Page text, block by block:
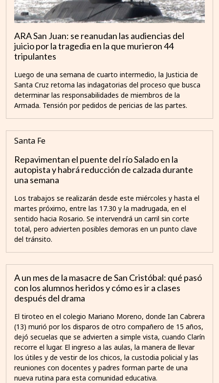
ARA San Juan: se reanudan las audiencias del
juicio por la tragedia en la que murieron 44
tripulantes
Luego de una semana de cuarto intermedio, la Justicia de
Santa Cruz retoma las indagatorias del proceso que busca
determinar las responsabilidades de miembros de la
Armada. Tensión por pedidos de pericias de las partes.
Santa Fe
Repavimentan el puente del río Salado en la
autopista y habrá reducción de calzada durante
una semana
Los trabajos se realizarán desde este miércoles y hasta el
martes próximo, entre las 17.30 y la madrugada, en el
sentido hacia Rosario. Se intervendrá un carril sin corte
total, pero advierten posibles demoras en un punto clave
del tránsito.
A un mes de la masacre de San Cristóbal: qué pasó
con los alumnos heridos y cómo es ir a clases
después del drama
El tiroteo en el colegio Mariano Moreno, donde Ian Cabrera
(13) murió por los disparos de otro compañero de 15 años,
dejó secuelas que se advierten a simple vista, cuando Clarín
recorre el lugar. El ingreso a las aulas, la manera de llevar
los útiles y de vestir de los chicos, la custodia policial y las
reuniones con docentes y padres forman parte de una
nueva rutina para esta comunidad educativa.